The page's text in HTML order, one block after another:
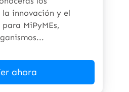
innovación y el
MiPyMEs,
ahora